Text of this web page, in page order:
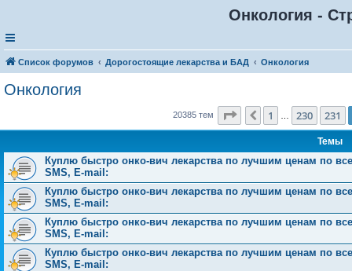
Онкология -
Список форумов Дорогостоящие лекарства и БАД Онкология
Онкология
20385 тем Страница 232из 816
Пред.
1 230 231
Темы
Куплю быстро онко-вич лекарства по лучшим ценам по
SMS, E-mail:
Куплю быстро онко-вич лекарства по лучшим ценам по
SMS, E-mail:
Куплю быстро онко-вич лекарства по лучшим ценам по
SMS, E-mail:
Куплю быстро онко-вич лекарства по лучшим ценам по
SMS, E-mail: